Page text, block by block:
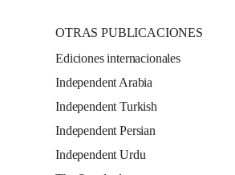
OTRAS PUBLICACIONES
Ediciones internacionales
Independent Arabia
Independent Turkish
Independent Persian
Independent Urdu